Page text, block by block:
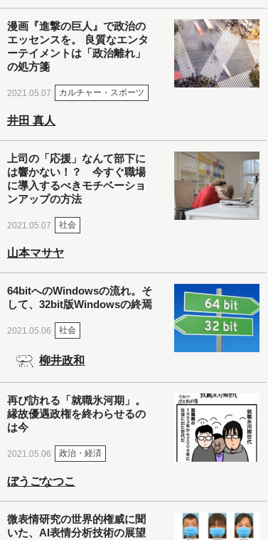
漫画『進撃の巨人』で政治の
エッセンスを。 良質なエンタ
ーテイメントは「政治離れ」
の処方箋
2021.05.07 カルチャー・スポーツ
井田 真人
上司の「応援」なんて部下に
は響かない！？ 今すぐ職場
に導入するべきモチベーショ
ンアップの方法
2021.05.07 社会
山本マサヤ
64bitへのWindowsの流れ。そ
して、32bit版Windowsの終焉
2021.05.06 社会
柳井政和
再び訪れる「就職氷河期」。
縁故優遇政権を終わらせるの
は今
2021.05.06 政治・経済
ぼうごなつこ
微表情研究の世界的権威に聞
いた、AI表情分析技術の展望